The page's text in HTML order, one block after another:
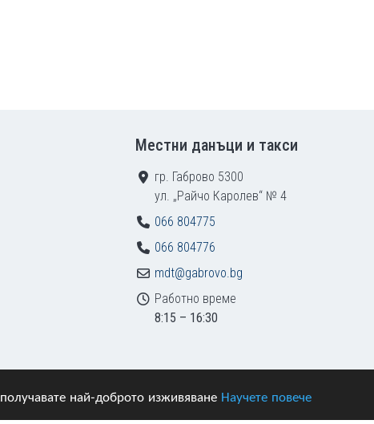
най-доброто изживяване Научете повече
Местни данъци и такси
гр. Габрово 5300
ул. „Райчо Каролев“ № 4
066 804775
066 804776
mdt@gabrovo.bg
Работно време
8:15 – 16:30